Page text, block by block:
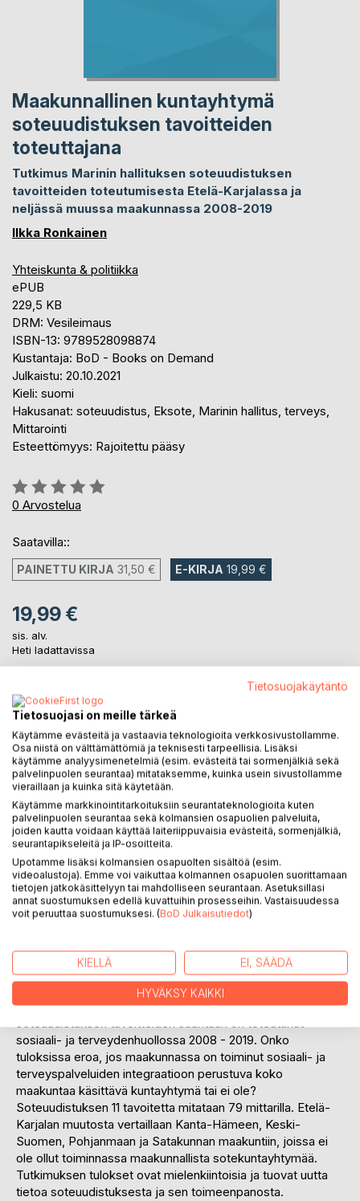
Maakunnallinen kuntayhtymä
soteuudistuksen tavoitteiden
toteuttajana
Tutkimus Marinin hallituksen soteuudistuksen
tavoitteiden toteutumisesta Etelä-Karjalassa ja
neljässä muussa maakunnassa 2008-2019
Ilkka Ronkainen
Yhteiskunta & politiikka
ePUB
229,5 KB
DRM: Vesileimaus
ISBN-13: 9789528098874
Kustantaja: BoD - Books on Demand
Julkaistu: 20.10.2021
Kieli: suomi
Hakusanat: soteuudistus, Eksote, Marinin hallitus, terveys,
Mittarointi
Esteettömyys: Rajoitettu pääsy
Arvostelu::
0%
0 Arvostelua
Saatavilla::
PAINETTU KIRJA 31,50 € E-KIRJA 19,99 €
19,99 €
sis. alv.
Heti ladattavissa
LISÄÄ OSTOSKORIIN
Lisää muistilistalle
Arvostele tuote
KUVAUS
tehty monissa maakunnissa jo vuosia sitten. Etelä-
Karjalassa on toiminut maakunnallinen sosiaali- ja
terveydenhuollon kuntayhtymä, Eksote, vuodesta 2010.
Tässä kirjassa selvitetään, miten muutos Marinin hallituksen
soteuudistuksen tavoitteiden suuntaan on toteutunut
sosiaali- ja terveydenhuollossa 2008 - 2019. Onko
tuloksissa eroa, jos maakunnassa on toiminut sosiaali- ja
terveyspalveluiden integraatioon perustuva koko
maakuntaa käsittävä kuntayhtymä tai ei ole?
Soteuudistuksen 11 tavoitetta mitataan 79 mittarilla. Etelä-
Karjalan muutosta vertaillaan Kanta-Hämeen, Keski-
Suomen, Pohjanmaan ja Satakunnan maakuntiin, joissa ei
ole ollut toiminnassa maakunnallista sotekuntayhtymää.
Tutkimuksen tulokset ovat mielenkiintoisia ja tuovat uutta
tietoa soteuudistuksesta ja sen toimeenpanosta.
Tietosuojakäytäntö
Tietosuojasi on meille tärkeä
Käytämme evästeitä ja vastaavia teknologioita verkkosivustollamme.
Osa niistä on välttämättömiä ja teknisesti tarpeellisia. Lisäksi
käytämme analyysimenetelmiä (esim. evästeitä tai sormenjälkiä sekä
palvelinpuolen seurantaa) mitataksemme, kuinka usein sivustollamme
vieraillaan ja kuinka sitä käytetään.
Käytämme markkinointitarkoituksiin seurantateknologioita kuten
palvelinpuolen seurantaa sekä kolmansien osapuolien palveluita,
joiden kautta voidaan käyttää laiteriippuvaisia evästeitä, sormenjälkiä,
seurantapikseleitä ja IP-osoitteita.
Upotamme lisäksi kolmansien osapuolten sisältöä (esim.
videoalustoja). Emme voi vaikuttaa kolmannen osapuolen suorittamaan
tietojen jatkokäsittelyyn tai mahdolliseen seurantaan. Asetuksillasi
annat suostumuksen edellä kuvattuihin prosesseihin. Vastaisuudessa
voit peruuttaa suostumuksesi. (BoD Julkaisutiedot)
KIELLÄ EI, SÄÄDÄ
HYVÄKSY KAIKKI